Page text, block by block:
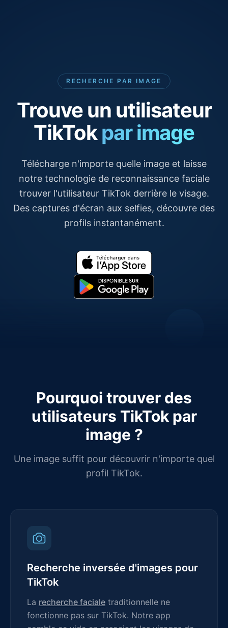
RECHERCHE PAR IMAGE
Trouve un utilisateur
TikTok par image
Télécharge n'importe quelle image et laisse
notre technologie de reconnaissance faciale
trouver l'utilisateur TikTok derrière le visage.
Des captures d'écran aux selfies, découvre des
profils instantanément.
Pourquoi trouver des
utilisateurs TikTok par
image ?
Une image suffit pour découvrir n'importe quel
profil TikTok.
Recherche inversée d'images pour
TikTok
La recherche faciale traditionnelle ne
fonctionne pas sur TikTok. Notre app